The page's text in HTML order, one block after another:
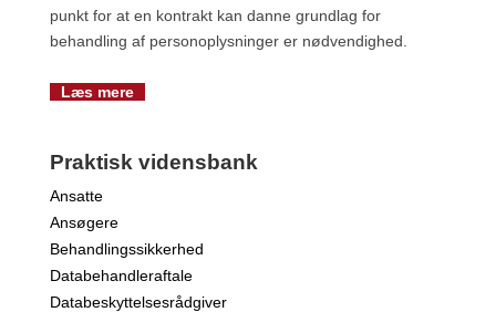
punkt for at en kontrakt kan danne grundlag for
behandling af personoplysninger er nødvendighed.
Læs mere
Praktisk vidensbank
Ansatte
Ansøgere
Behandlingssikkerhed
Databehandleraftale
Databeskyttelsesrådgiver